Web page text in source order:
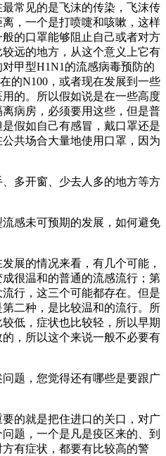
常见的是飞沫的传染，飞沫传
，一个是打喷嚏和咳嗽，这样
的口罩能够阻止自己或者对方
远的地方，从这个意义上它有
甲型H1N1的流感病毒预防的
的N100，或者现在发展到一些
的。所以假如说是在一些高度
病房，必须要用这些，但是普
假如自己有感冒，戴口罩还是
共场合大量地使用口罩，因为
多开窗、少去人多的地方等方
流感未可预期的发展，如何避免
的情况来看，有几个可能，
很温和的普通的流感流行；第
行，这三个可能都存在。但是
二种，是比较温和的流行。所
低，症状也比较轻，所以早期
，所以这个来说一般不必要有
问题，您觉得还有哪些是要跟广
的就是把住进口的关口，对广
题，一个是凡是疫区来的、到
有症状，都要有比较高的警